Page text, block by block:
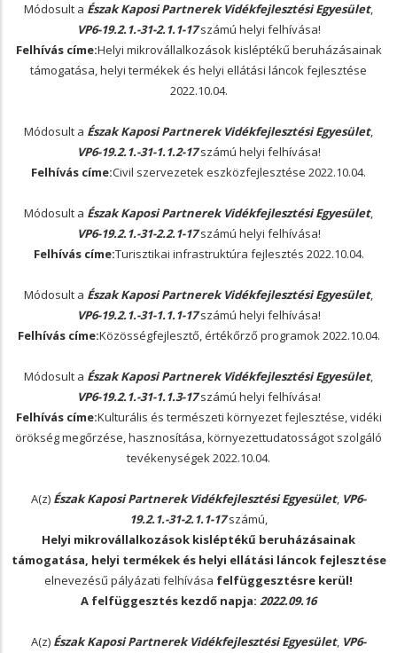
Módosult a Észak Kaposi Partnerek Vidékfejlesztési Egyesület,
VP6-19.2.1.-31-2.1.1-17számú helyi felhívása!
Felhívás címe:Helyi mikrovállalkozások kisléptékű beruházásainak
támogatása, helyi termékek és helyi ellátási láncok fejlesztése
2022.10.04.
Módosult a Észak Kaposi Partnerek Vidékfejlesztési Egyesület,
VP6-19.2.1.-31-1.1.2-17számú helyi felhívása!
Felhívás címe:Civil szervezetek eszközfejlesztése 2022.10.04.
Módosult a Észak Kaposi Partnerek Vidékfejlesztési Egyesület,
VP6-19.2.1.-31-2.2.1-17számú helyi felhívása!
Felhívás címe:Turisztikai infrastruktúra fejlesztés 2022.10.04.
Módosult a Észak Kaposi Partnerek Vidékfejlesztési Egyesület,
VP6-19.2.1.-31-1.1.1-17számú helyi felhívása!
Felhívás címe:Közösségfejlesztő, értékőrző programok2022.10.04.
Módosult a Észak Kaposi Partnerek Vidékfejlesztési Egyesület,
VP6-19.2.1.-31-1.1.3-17számú helyi felhívása!
Felhívás címe:Kulturális és természeti környezet fejlesztése, vidéki
örökség megőrzése, hasznosítása, környezettudatosságot szolgáló
tevékenységek 2022.10.04.
A(z) Észak Kaposi Partnerek Vidékfejlesztési Egyesület, VP6-
19.2.1.-31-2.1.1-17számú,
Helyi mikrovállalkozások kisléptékű beruházásainak
támogatása, helyi termékek és helyi ellátási láncok fejlesztése
elnevezésű pályázati felhívása felfüggesztésre kerül!
A felfüggesztés kezdő napja: 2022.09.16
A(z) Észak Kaposi Partnerek Vidékfejlesztési Egyesület, VP6-